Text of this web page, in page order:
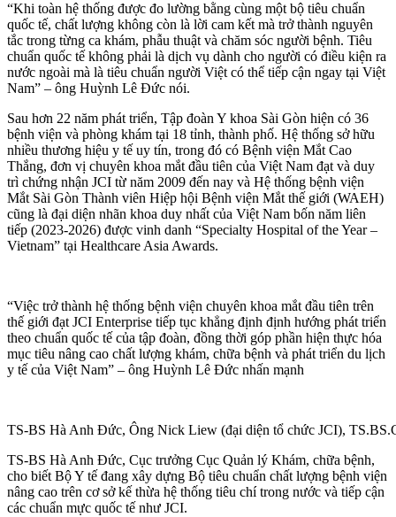
“Khi toàn hệ thống được đo lường bằng cùng một bộ tiêu chuẩn
quốc tế, chất lượng không còn là lời cam kết mà trở thành nguyên
tắc trong từng ca khám, phẫu thuật và chăm sóc người bệnh. Tiêu
chuẩn quốc tế không phải là dịch vụ dành cho người có điều kiện ra
nước ngoài mà là tiêu chuẩn người Việt có thể tiếp cận ngay tại Việt
Nam” – ông Huỳnh Lê Đức nói.
Sau hơn 22 năm phát triển, Tập đoàn Y khoa Sài Gòn hiện có 36
bệnh viện và phòng khám tại 18 tỉnh, thành phố. Hệ thống sở hữu
nhiều thương hiệu y tế uy tín, trong đó có Bệnh viện Mắt Cao
Thắng, đơn vị chuyên khoa mắt đầu tiên của Việt Nam đạt và duy
trì chứng nhận JCI từ năm 2009 đến nay và Hệ thống bệnh viện
Mắt Sài Gòn Thành viên Hiệp hội Bệnh viện Mắt thế giới (WAEH)
cũng là đại diện nhãn khoa duy nhất của Việt Nam bốn năm liên
tiếp (2023-2026) được vinh danh “Specialty Hospital of the Year –
Vietnam” tại Healthcare Asia Awards.
“Việc trở thành hệ thống bệnh viện chuyên khoa mắt đầu tiên trên
thế giới đạt JCI Enterprise tiếp tục khẳng định định hướng phát triển
theo chuẩn quốc tế của tập đoàn, đồng thời góp phần hiện thực hóa
mục tiêu nâng cao chất lượng khám, chữa bệnh và phát triển du lịch
y tế của Việt Nam” – ông Huỳnh Lê Đức nhấn mạnh
TS-BS Hà Anh Đức, Ông Nick Liew (đại diện tổ chức JCI),
TS-BS Hà Anh Đức, Cục trưởng Cục Quản lý Khám, chữa bệnh,
cho biết Bộ Y tế đang xây dựng Bộ tiêu chuẩn chất lượng bệnh viện
nâng cao trên cơ sở kế thừa hệ thống tiêu chí trong nước và tiếp cận
các chuẩn mực quốc tế như JCI.